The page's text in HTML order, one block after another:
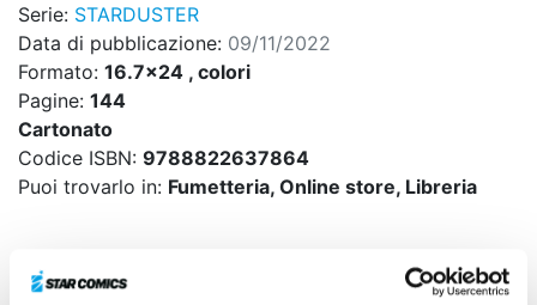
Serie: STARDUSTER
Data di pubblicazione: 09/11/2022
Formato: 16.7x24 , colori
Pagine: 144
Cartonato
Codice ISBN: 9788822637864
Puoi trovarlo in: Fumetteria, Online store, Libreria
Una storia che parla di amicizia,